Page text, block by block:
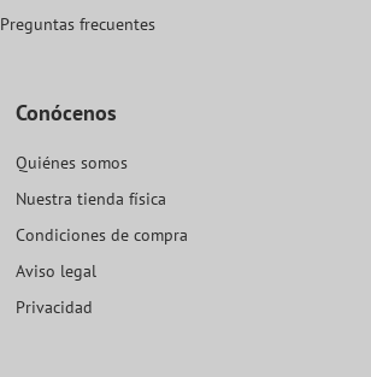
Preguntas frecuentes
Conócenos
Quiénes somos
Nuestra tienda física
Condiciones de compra
Aviso legal
Privacidad